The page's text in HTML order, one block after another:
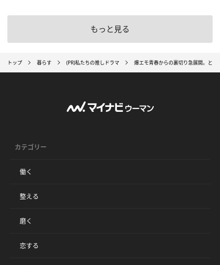
もっと見る
トップ 暮らす (PR)私たちの推しドラマ 爆エモ青春からの裏切り急展開。と
カテゴリー
働く
整える
磨く
恋する